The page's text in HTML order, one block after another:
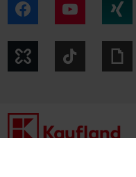
Facebook YouTube
Kununu